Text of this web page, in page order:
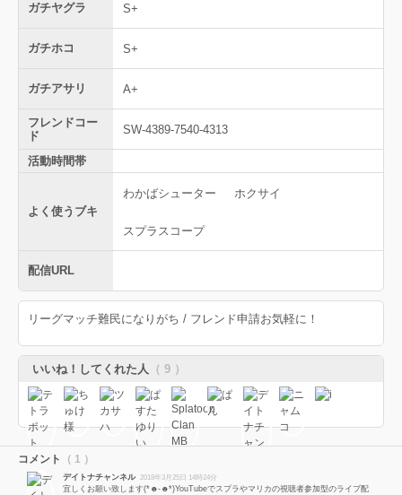
ガチヤグラ S+
ガチホコ S+
ガチアサリ A+
フレンドコー
ド
SW-4389-7540-4313
活動時間帯
よく使うブキ
わかばシューター ホクサイ
スプラスコープ
配信URL
リーグマッチ難民になりがち / フレンド申請お気軽に！
いいね！してくれた人 （ 9 ）
コメント （ 1 ）
デイトナチャンネル 2018年3月25日 14時24分
宜しくお願い致します(*☻-☻*)YouTubeでスプラやマリカの視聴者参加型のライブ配